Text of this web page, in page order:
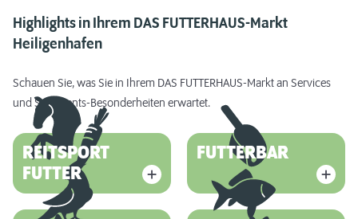
Highlights in Ihrem DAS FUTTERHAUS-Markt
Heiligenhafen
Schauen Sie, was Sie in Ihrem DAS FUTTERHAUS-Markt an Services
und Sortiments-Besonderheiten erwartet.
REITSPORT
FUTTER
FUTTERBAR